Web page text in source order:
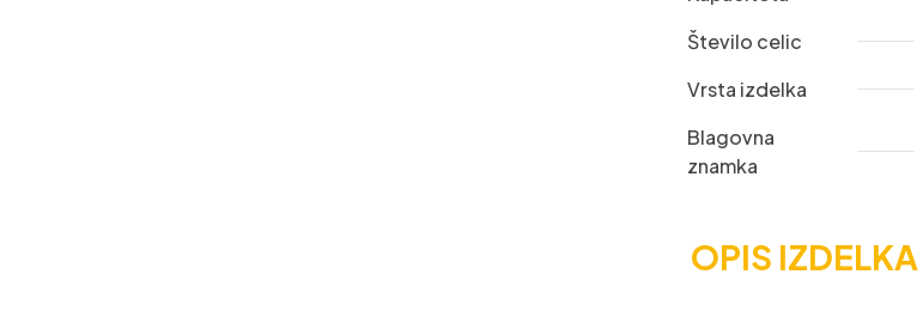
Število celic
Vrsta izdelka
Blagovna
znamka
OPIS IZDELKA